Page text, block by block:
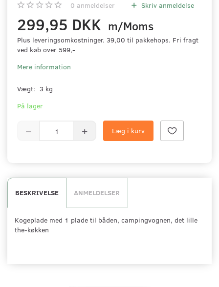
0 anmeldelser Skriv anmeldelse
299,95 DKK m/Moms
Plus leveringsomkostninger. 39,00 til pakkehops. Fri fragt
ved køb over 599,-
Mere information
Vægt: 3 kg
På lager
Læg i kurv
BESKRIVELSE ANMELDELSER
Kogeplade med 1 plade til båden, campingvognen, det lille
the-køkken